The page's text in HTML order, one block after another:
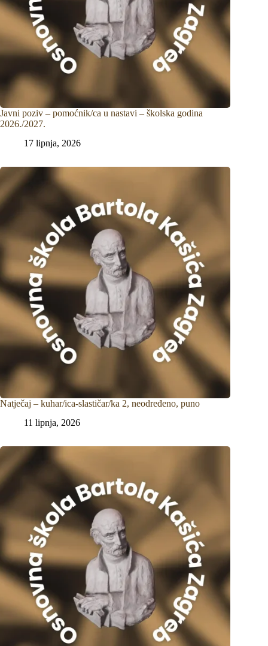
Javni poziv – pomoćnik/ca u nastavi – školska godina
2026./2027.
17 lipnja, 2026
Natječaj – kuhar/ica-slastičar/ka 2, neodređeno, puno
11 lipnja, 2026